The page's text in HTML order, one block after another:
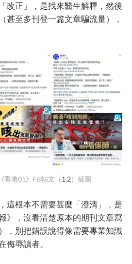
改正」，是找來醫生解釋，然後
甚至多刊登一篇文章騙流量），
香港01》FB帖文（1,2）截圖
這根本不需要甚麼「澄清」，是
》，沒看清楚原本的期刊文章寫
，別把錯誤說得像需要專業知識
侮辱讀者。